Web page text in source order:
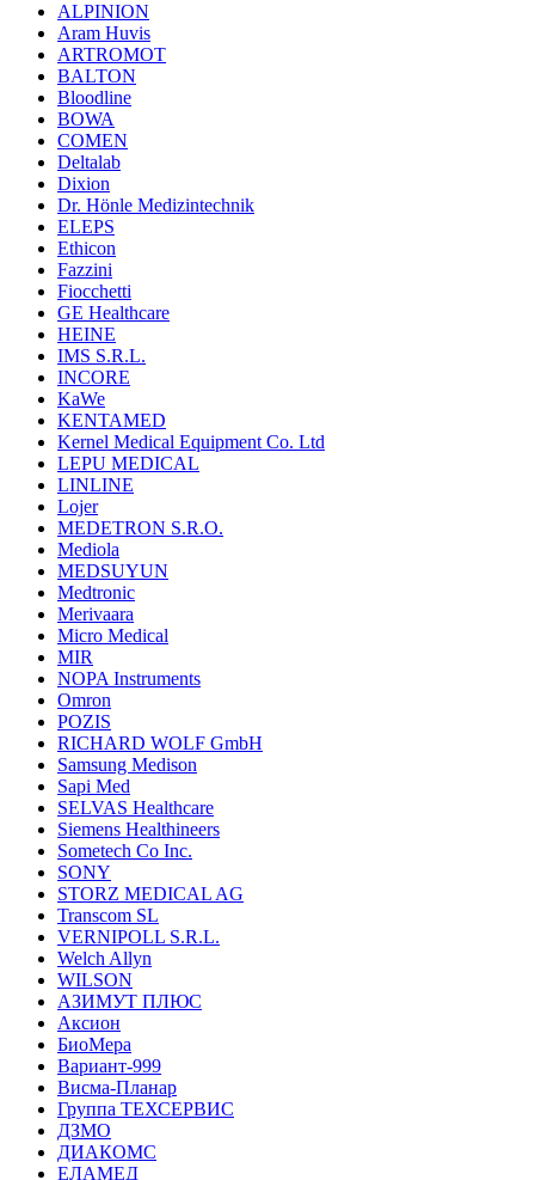
ALPINION
Aram Huvis
ARTROMOT
BALTON
Bloodline
BOWA
COMEN
Deltalab
Dixion
Dr. Hönle Medizintechnik
ELEPS
Ethicon
Fazzini
Fiocchetti
GE Healthcare
HEINE
IMS S.R.L.
INCORE
KaWe
KENTAMED
Kernel Medical Equipment Co. Ltd
LEPU MEDICAL
LINLINE
Lojer
MEDETRON S.R.O.
Mediola
MEDSUYUN
Medtronic
Merivaara
Micro Medical
MIR
NOPA Instruments
Omron
POZIS
RICHARD WOLF GmbH
Samsung Medison
Sapi Med
SELVAS Healthcare
Siemens Healthineers
Sometech Co Inc.
SONY
STORZ MEDICAL AG
Transcom SL
VERNIPOLL S.R.L.
Welch Allyn
WILSON
АЗИМУТ ПЛЮС
Аксион
БиоМера
Вариант-999
Висма-Планар
Группа ТЕХСЕРВИС
ДЗМО
ДИАКОМС
ЕЛАМЕД